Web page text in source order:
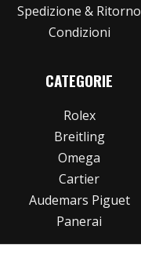
Spedizione & Ritorno
Condizioni
CATEGORIE
Rolex
Breitling
Omega
Cartier
Audemars Piguet
Panerai